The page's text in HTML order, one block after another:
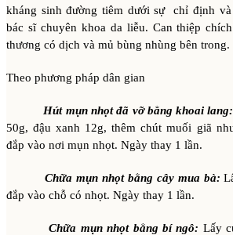
kháng sinh đường tiêm dưới sự chỉ định và
bác sĩ chuyên khoa da liễu. Can thiệp
thương có dịch và mủ bùng nhùng bên trong.
Theo phương pháp dân gian
Hút mụn nhọt đã vỡ bằng khoai lang:
50g, đậu xanh 12g, thêm chút muối giã
đắp vào nơi mụn nhọt. Ngày thay 1 lần.
Chữa mụn nhọt bằng cây mua bà:
đắp vào chỗ có nhọt. Ngày thay 1 lần.
Chữa mụn nhọt bằng bí ngô: Lấy